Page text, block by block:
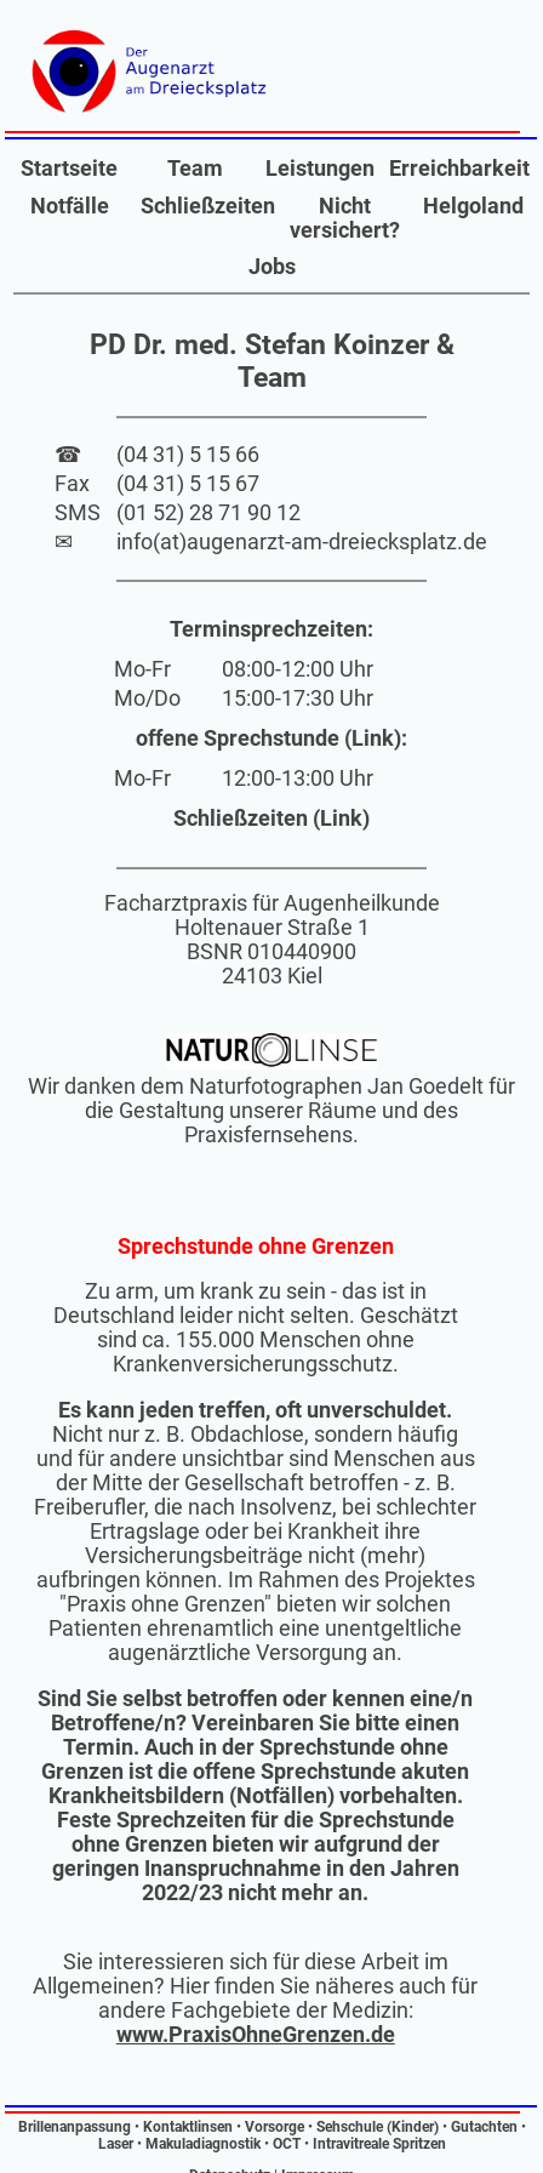
Startseite Team Leistungen
Erreichbarkeit
Notfälle
Schließzeiten
Nicht
versichert?
Helgoland
Jobs
PD Dr. med. Stefan Koinzer &
Team
☎
(04 31) 5 15 66
Fax
(04 31) 5 15 67
SMS
(01 52) 28 71 90 12
✉
info(at)augenarzt-am-dreiecksplatz.de
Terminsprechzeiten:
Mo-Fr
08:00-12:00 Uhr
Mo/Do
15:00-17:30 Uhr
offene Sprechstunde (Link):
Mo-Fr
12:00-13:00 Uhr
Schließzeiten (Link)
Facharztpraxis für Augenheilkunde
Holtenauer Straße 1
BSNR 010440900
24103 Kiel
Wir danken dem Naturfotographen Jan Goedelt für
die Gestaltung unserer Räume und des
Praxisfernsehens.
Sprechstunde ohne Grenzen
Zu arm, um krank zu sein - das ist in
Deutschland leider nicht selten. Geschätzt
sind ca. 155.000 Menschen ohne
Krankenversicherungsschutz.
Es kann jeden treffen, oft unverschuldet.
Nicht nur z. B. Obdachlose, sondern häufig
und für andere unsichtbar sind Menschen aus
der Mitte der Gesellschaft betroffen - z. B.
Freiberufler, die nach Insolvenz, bei schlechter
Ertragslage oder bei Krankheit ihre
Versicherungsbeiträge nicht (mehr)
aufbringen können. Im Rahmen des Projektes
"Praxis ohne Grenzen" bieten wir solchen
Patienten ehrenamtlich eine unentgeltliche
augenärztliche Versorgung an.
Sind Sie selbst betroffen oder kennen eine/n
Betroffene/n? Vereinbaren Sie bitte einen
Termin. Auch in der Sprechstunde ohne
Grenzen ist die offene Sprechstunde akuten
Krankheitsbildern (Notfällen) vorbehalten.
Feste Sprechzeiten für die Sprechstunde
ohne Grenzen bieten wir aufgrund der
geringen Inanspruchnahme in den Jahren
2022/23 nicht mehr an.
Sie interessieren sich für diese Arbeit im
Allgemeinen? Hier finden Sie näheres auch für
andere Fachgebiete der Medizin:
www.PraxisOhneGrenzen.de
Brillenanpassung• Kontaktlinsen • Vorsorge• Sehschule (Kinder)• Gutachten •
Laser• Makuladiagnostik• OCT• Intravitreale Spritzen